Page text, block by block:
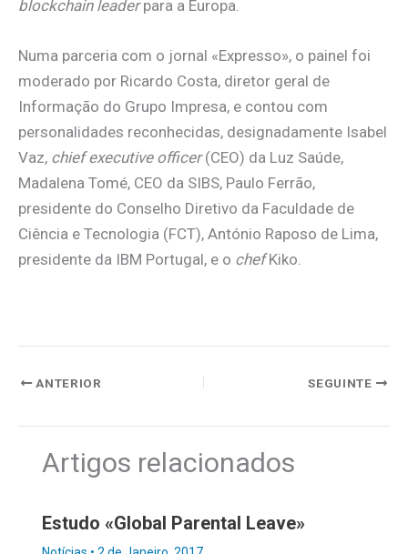
blockchain leaderpara a Europa.
Numa parceria com o jornal «Expresso», o painel foi
moderado por Ricardo Costa, diretor geral de
Informação do Grupo Impresa, e contou com
personalidades reconhecidas, designadamente Isabel
Vaz, chief executive officer(CEO) da Luz Saúde,
Madalena Tomé, CEO da SIBS, Paulo Ferrão,
presidente do Conselho Diretivo da Faculdade de
Ciência e Tecnologia (FCT), António Raposo de Lima,
presidente da IBM Portugal, e o chefKiko.
ANTERIOR SEGUINTE
Artigos relacionados
Estudo «Global Parental Leave»